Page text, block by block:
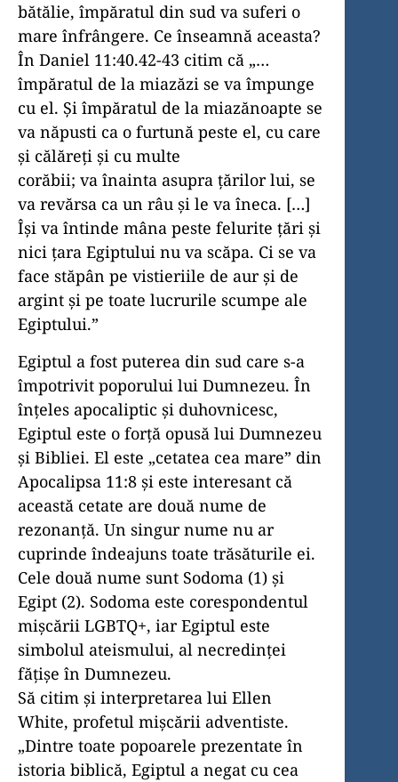
bătălie, împăratul din sud va suferi o
mare înfrângere. Ce înseamnă aceasta?
În Daniel 11:40.42-43 citim că „…
împăratul de la miazăzi se va împunge
cu el. Şi împăratul de la miazănoapte se
va năpusti ca o furtună peste el, cu care
şi călăreţi şi cu multe
corăbii; va înainta asupra ţărilor lui, se
va revărsa ca un râu şi le va îneca. […]
Îşi va întinde mâna peste felurite ţări şi
nici ţara Egiptului nu va scăpa. Ci se va
face stăpân pe vistieriile de aur şi de
argint şi pe toate lucrurile scumpe ale
Egiptului.”
Egiptul a fost puterea din sud care s-a
împotrivit poporului lui Dumnezeu. În
înțeles apocaliptic și duhovnicesc,
Egiptul este o forță opusă lui Dumnezeu
și Bibliei. El este „cetatea cea mare” din
Apocalipsa 11:8 și este interesant că
această cetate are două nume de
rezonanță. Un singur nume nu ar
cuprinde îndeajuns toate trăsăturile ei.
Cele două nume sunt Sodoma (1) și
Egipt (2). Sodoma este corespondentul
mișcării LGBTQ+, iar Egiptul este
simbolul ateismului, al necredinței
fățișe în Dumnezeu.
Să citim și interpretarea lui Ellen
White, profetul mișcării adventiste.
„Dintre toate popoarele prezentate în
istoria biblică, Egiptul a negat cu cea